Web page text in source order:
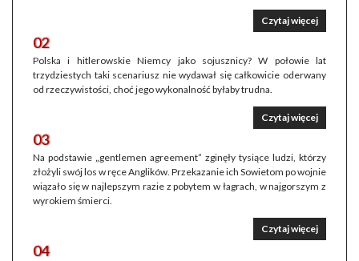
Czytaj więcej
02
Polska i hitlerowskie Niemcy jako sojusznicy? W połowie lat
trzydziestych taki scenariusz nie wydawał się całkowicie oderwany
od rzeczywistości, choć jego wykonalność byłaby trudna.
Czytaj więcej
03
Na podstawie „gentlemen agreement” zginęły tysiące ludzi, którzy
złożyli swój los w ręce Anglików. Przekazanie ich Sowietom po wojnie
wiązało się w najlepszym razie z pobytem w łagrach, w najgorszym z
wyrokiem śmierci.
Czytaj więcej
04